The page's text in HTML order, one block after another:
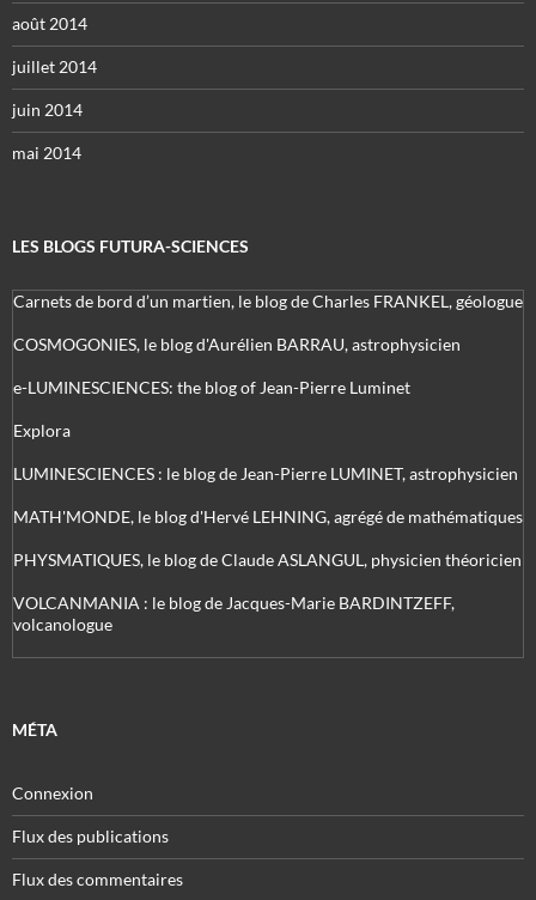
août 2014
juillet 2014
juin 2014
mai 2014
LES BLOGS FUTURA-SCIENCES
Carnets de bord d’un martien, le blog de Charles FRANKEL, géologue
COSMOGONIES, le blog d'Aurélien BARRAU, astrophysicien
e-LUMINESCIENCES: the blog of Jean-Pierre Luminet
Explora
LUMINESCIENCES : le blog de Jean-Pierre LUMINET, astrophysicien
MATH'MONDE, le blog d'Hervé LEHNING, agrégé de mathématiques
PHYSMATIQUES, le blog de Claude ASLANGUL, physicien théoricien
VOLCANMANIA : le blog de Jacques-Marie BARDINTZEFF,
volcanologue
MÉTA
Connexion
Flux des publications
Flux des commentaires